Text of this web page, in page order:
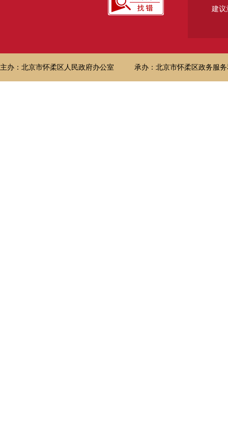
建议
主办：北京市怀柔区人民政府办公室 承办：北京市怀柔区政务服